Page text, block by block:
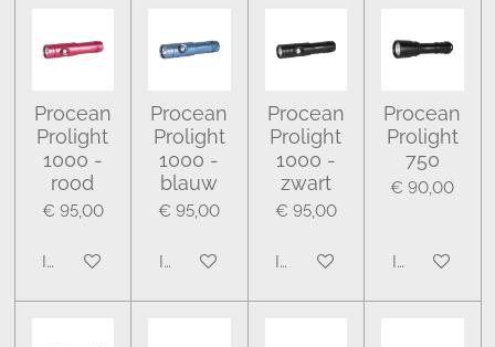
Procean
Prolight
1000 -
rood
€ 95,00
In winkelwagen
Procean
Prolight
1000 -
blauw
€ 95,00
In winkelwagen
Procean
Prolight
1000 -
zwart
€ 95,00
In winkelwagen
Procean
Prolight
750
€ 90,00
In